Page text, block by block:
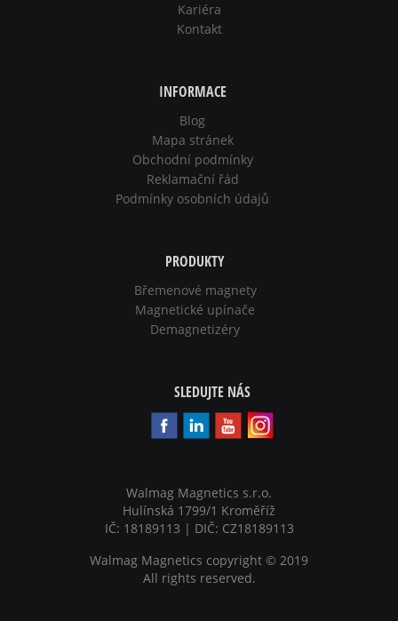
Kariéra
Kontakt
INFORMACE
Blog
Mapa stránek
Obchodní podmínky
Reklamační řád
Podmínky osobních údajů
PRODUKTY
Břemenové magnety
Magnetické upínače
Demagnetizéry
SLEDUJTE NÁS
Walmag Magnetics s.r.o.
Hulínská 1799/1 Kroměříž
IČ: 18189113 | DIČ: CZ18189113
Walmag Magnetics copyright © 2019
All rights reserved.